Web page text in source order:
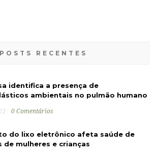
POSTS RECENTES
identifica a presença de
ambientais no pulmão humano
0 Comentários
do lixo eletrônico afeta saúde de
de mulheres e crianças